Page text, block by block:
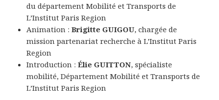
du département Mobilité et Transports de
L’Institut Paris Region
Animation : Brigitte GUIGOU, chargée de
mission partenariat recherche à L’Institut Paris
Region
Introduction :Élie GUITTON, spécialiste
mobilité, Département Mobilité et Transports de
L’Institut Paris Region